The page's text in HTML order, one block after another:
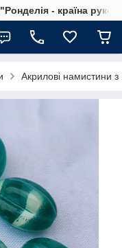
- країна
Акрилові намистини з